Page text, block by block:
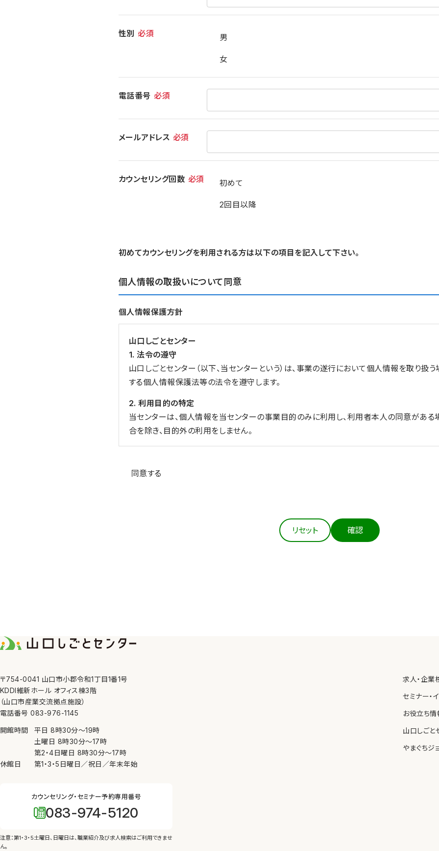
性別 必須 男
女
電話番号 必須
メールアドレス 必須
カウンセリング回数 必須 初めて
2回目以降
初めてカウンセリングを利用される方は以下の項目を記入して下さい。
個人情報の取扱いについて同意
個人情報保護方針
山口しごとセンター
1. 法令の遵守
山口しごとセンター（以下、当センターという）は、事業の遂行において個人情報を取り扱
する個人情報保護法等の法令を遵守します。
2. 利用目的の特定
当センターは、個人情報を当センターの事業目的のみに利用し、利用者本人の同意があ
合を除き、目的外の利用をしません。
当センターは、その取り扱う個人情報の漏えい、滅失又はき損の防止その他の個人情報の
当センターは、個人情報の保護を図るため、内部規則を制定し、職員に遵守させるとともに
当センターが管理している個人情報の取り扱いについて苦情や問い合わせがあった場合
同意する
リセット 確認
〒754-0041 山口市小郡令和1丁目1番1号
KDDI維新ホール オフィス棟3階
（山口市産業交流拠点施設）
電話番号 083-976-1145
開館時間 平日8時30分〜19時
土曜日 8時30分〜17時
第2・4日曜日 8時30分〜17時
休館日
第1・3・5日曜日／祝日／年末年始
カウンセリング・セミナー予約専用番号
083-974-5120
注意：第1・3・5土曜日、日曜日は、職業紹介及び求人検索はご利用できませ
ん。
求人・企業
セミナー・
お役立ち情
山口しごと
やまぐちジ